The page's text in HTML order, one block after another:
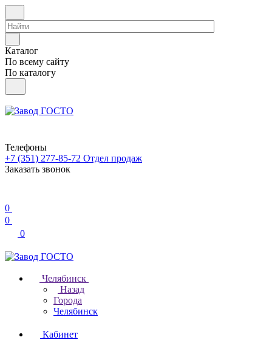
Каталог
По всему сайту
По каталогу
Телефоны
+7 (351) 277-85-72 Отдел продаж
Заказать звонок
0
0
0
Челябинск
Назад
Города
Челябинск
Кабинет